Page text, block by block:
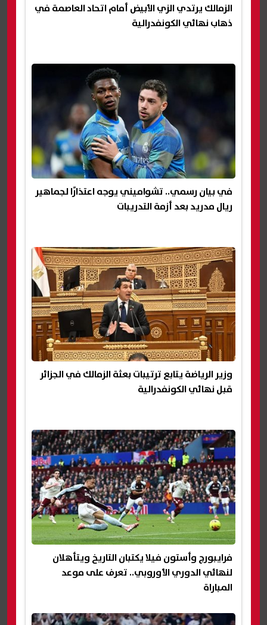
الزمالك يرتدي الزي الأبيض أمام اتحاد العاصمة في
ذهاب نهائي الكونفدرالية
في بيان رسمي.. تشواميني يوجه اعتذارًا لجماهير
ريال مدريد بعد أزمة التدريبات
وزير الرياضة يتابع ترتيبات بعثة الزمالك في الجزائر
قبل نهائي الكونفدرالية
فرايبورج وأستون فيلا يكتبان التاريخ ويتأهلان
لنهائي الدوري الأوروبي.. تعرف على موعد
المباراة